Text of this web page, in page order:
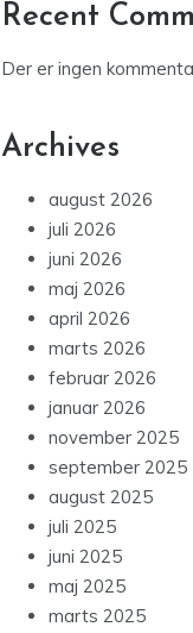
Recent
Der er ingen
Archives
august 2026
juli 2026
juni 2026
maj 2026
april 2026
marts 2026
februar 2026
januar 2026
november 2025
september 2025
august 2025
juli 2025
juni 2025
maj 2025
marts 2025